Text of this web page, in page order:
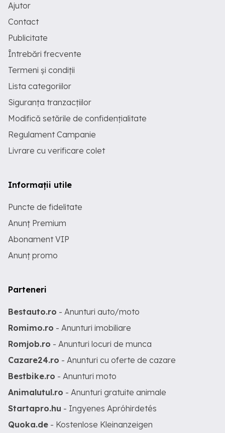
Ajutor
Contact
Publicitate
Întrebări frecvente
Termeni și condiții
Lista categoriilor
Siguranța tranzacțiilor
Modifică setările de confidențialitate
Regulament Campanie
Livrare cu verificare colet
Informații utile
Puncte de fidelitate
Anunț Premium
Abonament VIP
Anunț promo
Parteneri
Bestauto.ro - Anunturi auto/moto
Romimo.ro - Anunturi imobiliare
Romjob.ro - Anunturi locuri de munca
Cazare24.ro - Anunturi cu oferte de cazare
Bestbike.ro - Anunturi moto
Animalutul.ro - Anunturi gratuite animale
Startapro.hu - Ingyenes Apróhirdetés
Quoka.de - Kostenlose Kleinanzeigen